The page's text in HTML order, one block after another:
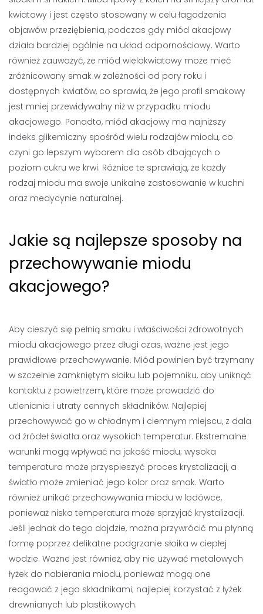
kwiatowy i jest często stosowany w celu łagodzenia
objawów przeziębienia, podczas gdy miód akacjowy
działa bardziej ogólnie na układ odpornościowy. Warto
również zauważyć, że miód wielokwiatowy może mieć
zróżnicowany smak w zależności od pory roku i
dostępnych kwiatów, co sprawia, że jego profil smakowy
jest mniej przewidywalny niż w przypadku miodu
akacjowego. Ponadto, miód akacjowy ma najniższy
indeks glikemiczny spośród wielu rodzajów miodu, co
czyni go lepszym wyborem dla osób dbających o
poziom cukru we krwi. Różnice te sprawiają, że każdy
rodzaj miodu ma swoje unikalne zastosowanie w kuchni
oraz medycynie naturalnej.
Jakie są najlepsze sposoby na
przechowywanie miodu
akacjowego?
Aby cieszyć się pełnią smaku i właściwości zdrowotnych
miodu akacjowego przez długi czas, ważne jest jego
prawidłowe przechowywanie. Miód powinien być trzymany
w szczelnie zamkniętym słoiku lub pojemniku, aby uniknąć
kontaktu z powietrzem, które może prowadzić do
utleniania i utraty cennych składników. Najlepiej
przechowywać go w chłodnym i ciemnym miejscu, z dala
od źródeł światła oraz wysokich temperatur. Ekstremalne
warunki mogą wpływać na jakość miodu; wysoka
temperatura może przyspieszyć proces krystalizacji, a
światło może zmieniać jego kolor oraz smak. Warto
również unikać przechowywania miodu w lodówce,
ponieważ niska temperatura może sprzyjać krystalizacji.
Jeśli jednak do tego dojdzie, można przywrócić mu płynną
formę poprzez delikatne podgrzanie słoika w ciepłej
wodzie. Ważne jest również, aby nie używać metalowych
łyżek do nabierania miodu, ponieważ mogą one
reagować z jego składnikami; najlepiej korzystać z łyżek
drewnianych lub plastikowych.